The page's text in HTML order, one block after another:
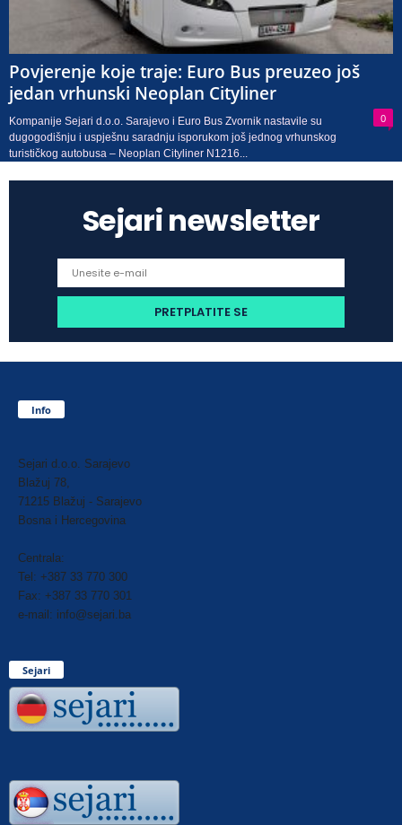
Povjerenje koje traje: Euro Bus preuzeo još
jedan vrhunski Neoplan Cityliner
0
Kompanije Sejari d.o.o. Sarajevo i Euro Bus Zvornik nastavile su
dugogodišnju i uspješnu saradnju isporukom još jednog vrhunskog
turističkog autobusa – Neoplan Cityliner N1216...
Sejari newsletter
Info
Sejari d.o.o. Sarajevo
Blažuj 78,
71215 Blažuj - Sarajevo
Bosna i Hercegovina
Centrala:
Tel: +387 33 770 300
Fax: +387 33 770 301
e-mail: info@sejari.ba
Sejari